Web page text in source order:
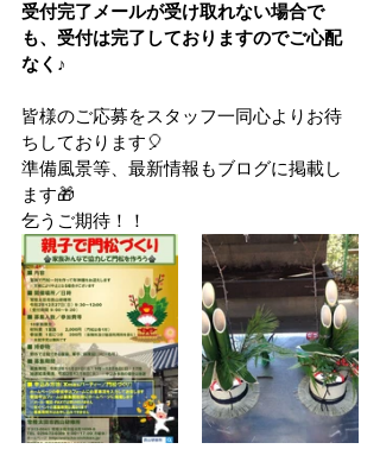
受付完了メールが受け取れない場合で
も、受付は完了しておりますのでご心配
なく♪
皆様のご応募をスタッフ一同心よりお待
ちしております🎈
準備風景等、最新情報もブログに掲載し
ます🎁
乞うご期待！！